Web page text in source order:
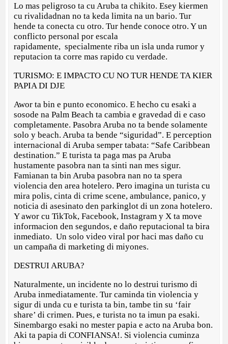
Lo mas peligroso ta cu Aruba ta chikito. Esey kiermen
cu rivalidadnan no ta keda limita na un bario. Tur
hende ta conecta cu otro. Tur hende conoce otro. Y un
conflicto personal por escala
rapidamente, specialmente riba un isla unda rumor y
reputacion ta corre mas rapido cu verdade.
TURISMO: E IMPACTO CU NO TUR HENDE TA KIER
PAPIA DI DJE
Awor ta bin e punto economico. E hecho cu esaki a
sosode na Palm Beach ta cambia e gravedad di e caso
completamente. Pasobra Aruba no ta bende solamente
solo y beach. Aruba ta bende “siguridad”. E perception
internacional di Aruba semper tabata: “Safe Caribbean
destination.” E turista ta paga mas pa Aruba
hustamente pasobra nan ta sinti nan mes sigur.
Famianan ta bin Aruba pasobra nan no ta spera
violencia den area hotelero. Pero imagina un turista cu
mira polis, cinta di crime scene, ambulance, panico, y
noticia di asesinato den parkinglot di un zona hotelero.
Y awor cu TikTok, Facebook, Instagram y X ta move
informacion den segundos, e daño reputacional ta bira
inmediato. Un solo video viral por haci mas daño cu
un campaña di marketing di miyones.
DESTRUI ARUBA?
Naturalmente, un incidente no lo destrui turismo di
Aruba inmediatamente. Tur caminda tin violencia y
sigur di unda cu e turista ta bin, tambe tin su ‘fair
share’ di crimen. Pues, e turista no ta imun pa esaki.
Sinembargo esaki no mester papia e acto na Aruba bon.
Aki ta papia di CONFIANSA!. Si violencia cuminza